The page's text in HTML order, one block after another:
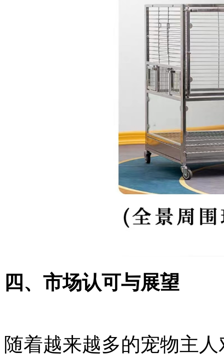
四、市场认可与展望
随着越来越多的宠物主